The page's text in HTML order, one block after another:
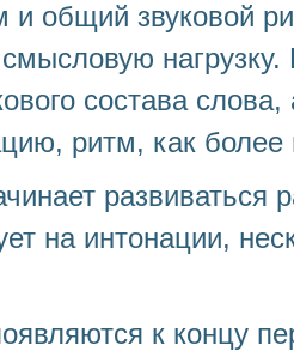
и общий звуковой
состава
ритм, как
развиваться
на интонации,
к концу